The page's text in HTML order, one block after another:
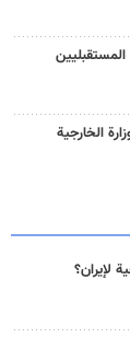
المستقبليين
الخارجية
لإيران؟